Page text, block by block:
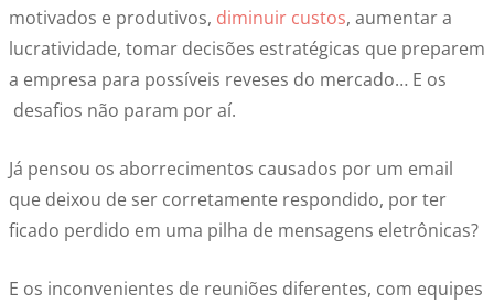
motivados e produtivos, diminuir custos, aumentar a
lucratividade, tomar decisões estratégicas que preparem
a empresa para possíveis reveses do mercado… E os
desafios não param por aí.
Já pensou os aborrecimentos causados por um email
que deixou de ser corretamente respondido, por ter
ficado perdido em uma pilha de mensagens eletrônicas?
E os inconvenientes de reuniões diferentes, com equipes